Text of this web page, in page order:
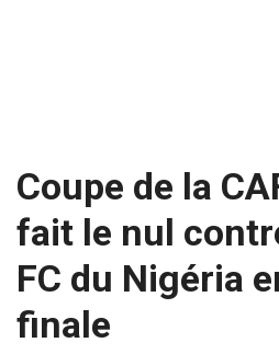
Coupe de la
fait le nul
FC du Nigéria
finale